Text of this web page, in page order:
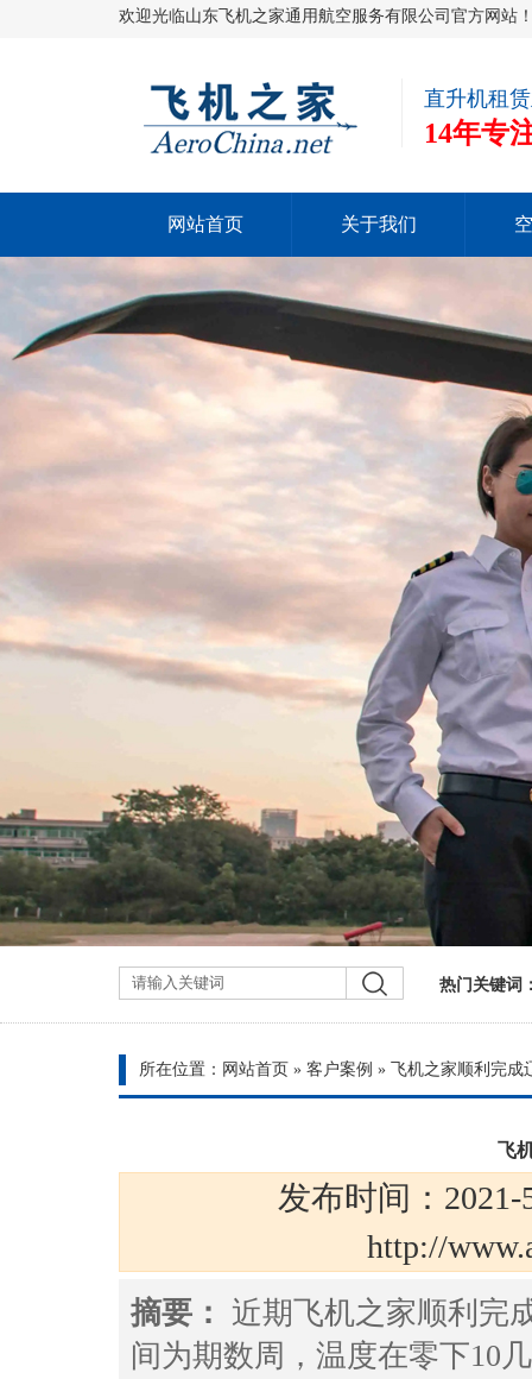
欢迎光临山东飞机之家通用航空服务有限公司官方网站
直升机租
14年专
网站首页 关于我们
热门关键词
所在位置： 网站首页 » 客户案例 » 飞机之家顺利完
飞
发布时间：
http://
摘要： 近期飞机之家顺利完
间为期数周，温度在零下10